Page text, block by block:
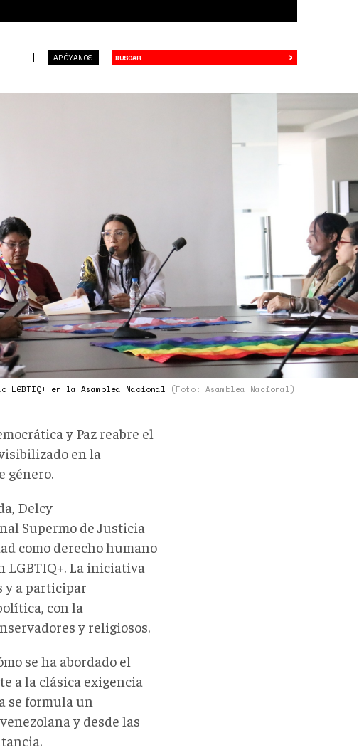
APÓYANOS ›
en la Asamblea Nacional (Foto: Asamblea Nacional)
y Paz reabre el
en la
género.
Delcy
Supermo de Justicia
como derecho humano
LGBTIQ+. La iniciativa
y a participar
con la
y religiosos.
se ha abordado el
a la clásica exigencia
se formula un
y desde las